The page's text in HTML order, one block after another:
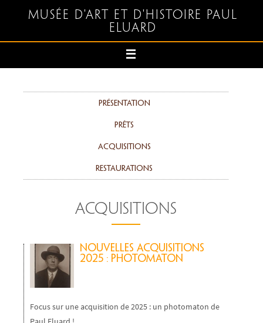
Musée d'art et d'histoire Paul
Eluard
Présentation
Prêts
Acquisitions
Restaurations
ACQUISITIONS
Nouvelles acquisitions
2025 : Photomaton
Focus sur une acquisition de 2025 : un photomaton de